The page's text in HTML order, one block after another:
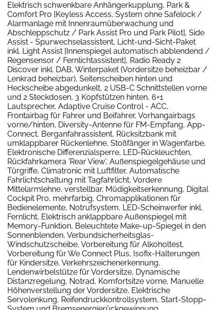
Elektrisch schwenkbare Anhängerkupplung, Park &
Comfort Pro [Keyless Access, System ohne Safelock /
Alarmanlage mit Innenraumüberwachung und
Abschleppschutz / Park Assist Pro und Park Pilot], Side
Assist - Spurwechselassistent, Licht-und-Sicht-Paket
inkl. Light Assist [Innenspiegel automatisch abblendend /
Regensensor / Fernlichtassistent], Radio Ready 2
Discover inkl. DAB, Winterpaket (Vordersitze beheizbar /
Lenkrad beheizbar), Seitenscheiben hinten und
Heckscheibe abgedunkelt, 2 USB-C Schnittstellen vorne
und 2 Steckdosen, 3 Kopfstützen hinten, 6+1
Lautsprecher, Adaptive Cruise Control - ACC,
Frontairbag für Fahrer und Beifahrer, Vorhangairbags
vorne/hinten, Diversity-Antenne für FM-Empfang, App-
Connect, Berganfahrassistent, Rücksitzbank mit
umklappbarer Rückenlehne, Stoßfänger in Wagenfarbe,
Elektronische Differenzialsperre, LED-Rückleuchten,
Rückfahrkamera 'Rear View', Außenspiegelgehäuse und
Türgriffe, Climatronic mit Luftfilter, Automatische
Fahrlichtschaltung mit Tagfahrlicht, Vordere
Mittelarmlehne, verstellbar, Müdigkeitserkennung, Digital
Cockpit Pro, mehrfarbig, Chromapplikationen für
Bedienelemente, Notrufsystem, LED-Scheinwerfer inkl.
Fernlicht, Elektrisch anklappbare Außenspiegel mit
Memory-Funktion, Beleuchtete Make-up-Spiegel in den
Sonnenblenden, Verbundsicherheitsglas-
Windschutzscheibe, Vorbereitung für Alkoholtest,
Vorbereitung für We Connect Plus, Isofix-Halterungen
für Kindersitze, Verkehrszeichenerkennung,
Lendenwirbelstütze für Vordersitze, Dynamische
Distanzregelung, Notrad, Komfortsitze vorne, Manuelle
Höhenverstellung der Vordersitze, Elektrische
Servolenkung, Reifendruckkontrollsystem, Start-Stopp-